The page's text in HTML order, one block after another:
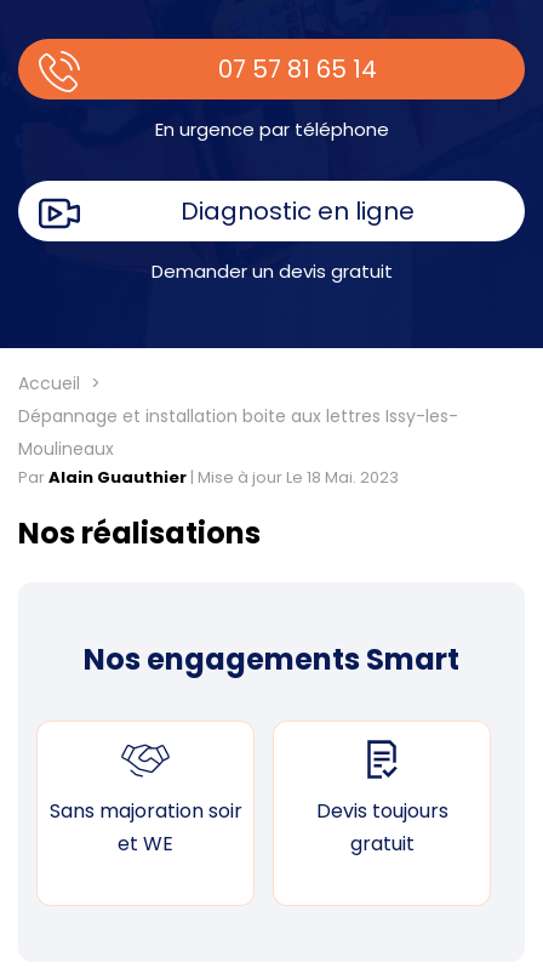
07 57 81 65 14
En urgence par téléphone
Diagnostic en ligne
Demander un devis gratuit
Accueil
Dépannage et installation boite aux lettres Issy-les-
Moulineaux
ParAlain Guauthier | Mise à jour Le 18 Mai. 2023
Nos réalisations
Nos engagements Smart
Sans majoration soir
et WE
Devis toujours
gratuit